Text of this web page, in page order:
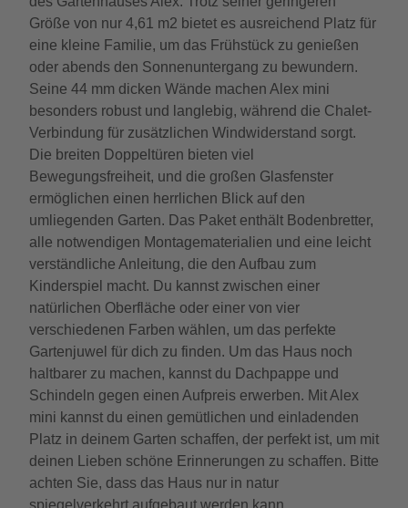
Größe von nur 4,61 m2 bietet es ausreichend Platz für
eine kleine Familie, um das Frühstück zu genießen
oder abends den Sonnenuntergang zu bewundern.
Seine 44 mm dicken Wände machen Alex mini
besonders robust und langlebig, während die Chalet-
Verbindung für zusätzlichen Windwiderstand sorgt.
Die breiten Doppeltüren bieten viel
Bewegungsfreiheit, und die großen Glasfenster
ermöglichen einen herrlichen Blick auf den
umliegenden Garten. Das Paket enthält Bodenbretter,
alle notwendigen Montagematerialien und eine leicht
verständliche Anleitung, die den Aufbau zum
Kinderspiel macht. Du kannst zwischen einer
natürlichen Oberfläche oder einer von vier
verschiedenen Farben wählen, um das perfekte
Gartenjuwel für dich zu finden. Um das Haus noch
haltbarer zu machen, kannst du Dachpappe und
Schindeln gegen einen Aufpreis erwerben. Mit Alex
mini kannst du einen gemütlichen und einladenden
Platz in deinem Garten schaffen, der perfekt ist, um mit
deinen Lieben schöne Erinnerungen zu schaffen. Bitte
achten Sie, dass das Haus nur in natur
spiegelverkehrt aufgebaut werden kann.